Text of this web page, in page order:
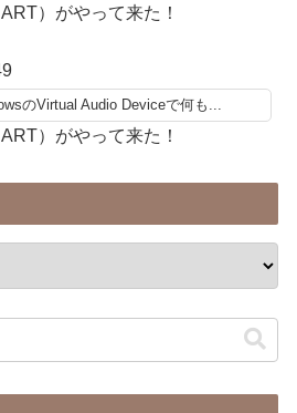
）がやって来た！
のVirtual Audio Deviceで何も...
）がやって来た！